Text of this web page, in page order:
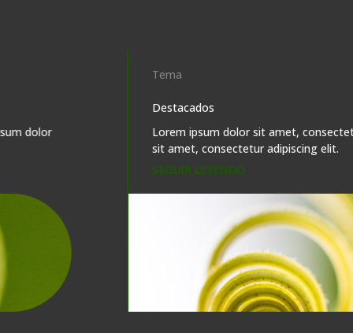
Lorem ipsum dolor sit amet, consectetur ipsum dolor
sit amet, consectetur adipiscing elit.